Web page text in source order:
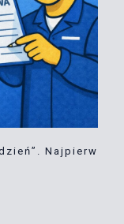
Najpierw